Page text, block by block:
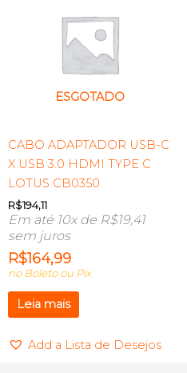
ESGOTADO
CABO ADAPTADOR USB-C
X USB 3.0 HDMI TYPE C
LOTUS CB0350
R$194,11
Em até 10x de R$19,41
sem juros
R$164,99
no Boleto ou Pix
Leia mais
Add a Lista de Desejos